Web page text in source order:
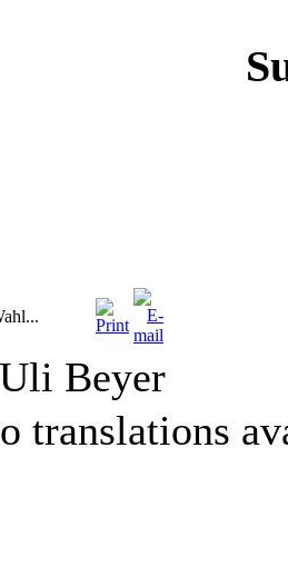
Beyer
translations